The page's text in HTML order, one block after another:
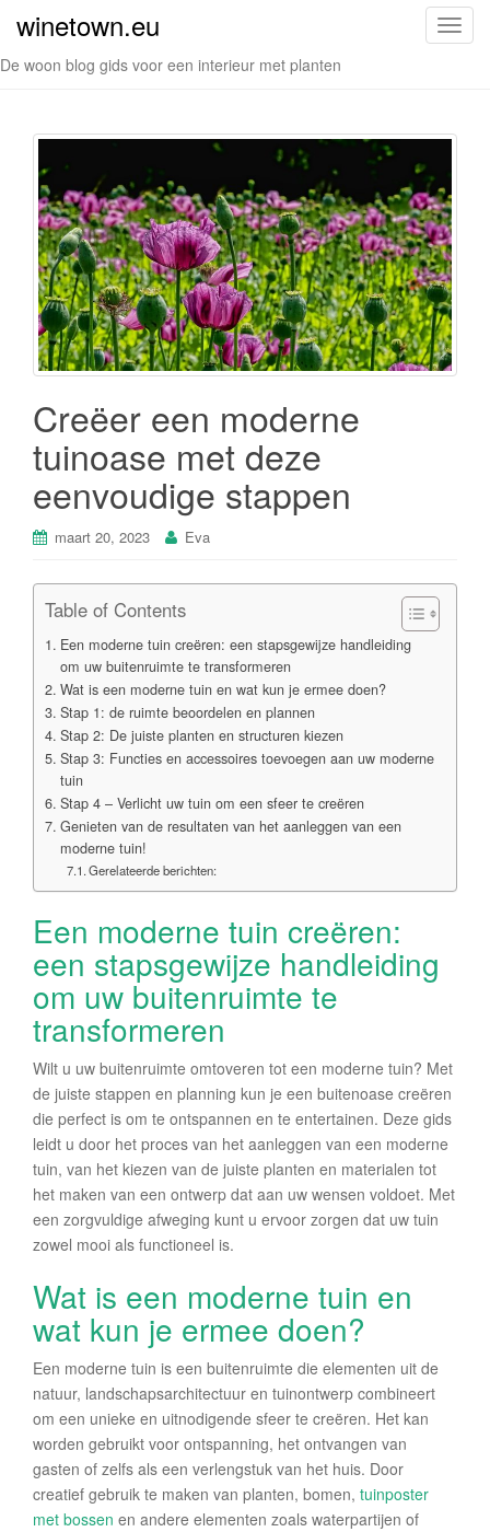
S
k
n
a
v
i
g
a
t
i
winetown.eu
De woon blog gids voor een interieur met planten
Creëer een moderne
tuinoase met deze
eenvoudige stappen
maart 20, 2023 Eva
Table of Contents
Een moderne tuin creëren: een stapsgewijze handleiding
om uw buitenruimte te transformeren
Wat is een moderne tuin en wat kun je ermee doen?
Stap 1: de ruimte beoordelen en plannen
Stap 2: De juiste planten en structuren kiezen
Stap 3: Functies en accessoires toevoegen aan uw moderne
tuin
Stap 4 – Verlicht uw tuin om een sfeer te creëren
Genieten van de resultaten van het aanleggen van een
moderne tuin!
Gerelateerde berichten:
Een moderne tuin creëren:
een stapsgewijze handleiding
om uw buitenruimte te
transformeren
Wilt u uw buitenruimte omtoveren tot een moderne tuin? Met
de juiste stappen en planning kun je een buitenoase creëren
die perfect is om te ontspannen en te entertainen. Deze gids
leidt u door het proces van het aanleggen van een moderne
tuin, van het kiezen van de juiste planten en materialen tot
het maken van een ontwerp dat aan uw wensen voldoet. Met
een zorgvuldige afweging kunt u ervoor zorgen dat uw tuin
zowel mooi als functioneel is.
Wat is een moderne tuin en
wat kun je ermee doen?
Een moderne tuin is een buitenruimte die elementen uit de
natuur, landschapsarchitectuur en tuinontwerp combineert
om een unieke en uitnodigende sfeer te creëren. Het kan
worden gebruikt voor ontspanning, het ontvangen van
gasten of zelfs als een verlengstuk van het huis. Door
creatief gebruik te maken van planten, bomen, tuinposter
met bossen en andere elementen zoals waterpartijen of